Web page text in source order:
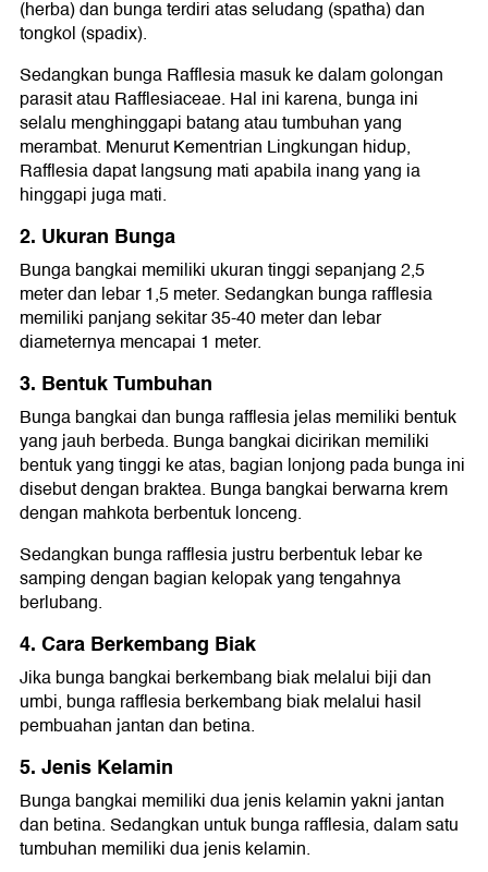
(herba) dan bunga terdiri atas seludang (spatha) dan
tongkol (spadix).
Sedangkan bunga Rafflesia masuk ke dalam golongan
parasit atau Rafflesiaceae. Hal ini karena, bunga ini
selalu menghinggapi batang atau tumbuhan yang
merambat. Menurut Kementrian Lingkungan hidup,
Rafflesia dapat langsung mati apabila inang yang ia
hinggapi juga mati.
2. Ukuran Bunga
Bunga bangkai memiliki ukuran tinggi sepanjang 2,5
meter dan lebar 1,5 meter. Sedangkan bunga rafflesia
memiliki panjang sekitar 35-40 meter dan lebar
diameternya mencapai 1 meter.
3. Bentuk Tumbuhan
Bunga bangkai dan bunga rafflesia jelas memiliki bentuk
yang jauh berbeda. Bunga bangkai dicirikan memiliki
bentuk yang tinggi ke atas, bagian lonjong pada bunga ini
disebut dengan braktea. Bunga bangkai berwarna krem
dengan mahkota berbentuk lonceng.
Sedangkan bunga rafflesia justru berbentuk lebar ke
samping dengan bagian kelopak yang tengahnya
berlubang.
4. Cara Berkembang Biak
Jika bunga bangkai berkembang biak melalui biji dan
umbi, bunga rafflesia berkembang biak melalui hasil
pembuahan jantan dan betina.
5. Jenis Kelamin
Bunga bangkai memiliki dua jenis kelamin yakni jantan
dan betina. Sedangkan untuk bunga rafflesia, dalam satu
tumbuhan memiliki dua jenis kelamin.